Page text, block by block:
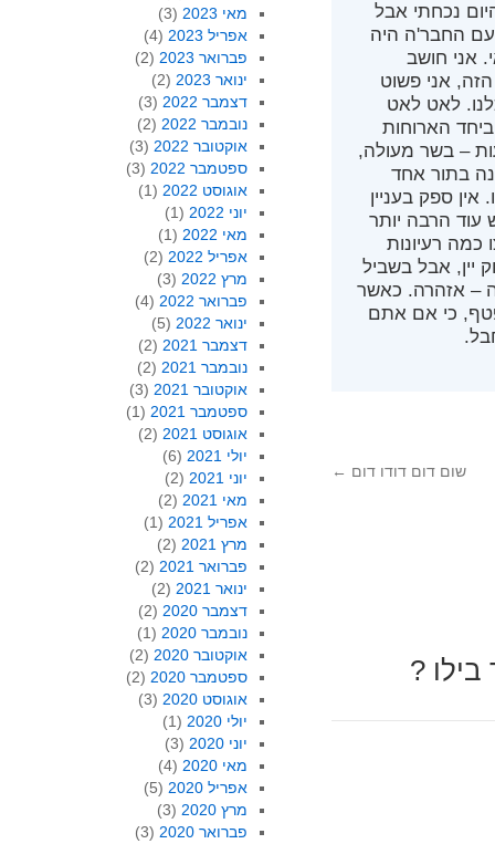
נכחתי אבל
החבר'ה היה
אני חושב
אני פשוט
לאט לאט
הארוחות
– בשר מעולה,
בתור אחד
ספק בעניין
עוד הרבה יותר
כמה רעיונות
יין, אבל בשביל
– אזהרה. כאשר
כי אם אתם
שום דום דודו דום ←
?
מאי 2023
(3)
אפריל 2023
(4)
פברואר 2023
(2)
ינואר 2023
(2)
דצמבר 2022
(3)
נובמבר 2022
(2)
אוקטובר 2022
(3)
ספטמבר 2022
(3)
אוגוסט 2022
(1)
יוני 2022
(1)
מאי 2022
(1)
אפריל 2022
(2)
מרץ 2022
(3)
פברואר 2022
(4)
ינואר 2022
(5)
דצמבר 2021
(2)
נובמבר 2021
(2)
אוקטובר 2021
(3)
ספטמבר 2021
(1)
אוגוסט 2021
(2)
יולי 2021
(6)
יוני 2021
(2)
מאי 2021
(2)
אפריל 2021
(1)
מרץ 2021
(2)
פברואר 2021
(2)
ינואר 2021
(2)
דצמבר 2020
(2)
נובמבר 2020
(1)
אוקטובר 2020
(2)
ספטמבר 2020
(2)
אוגוסט 2020
(3)
יולי 2020
(1)
יוני 2020
(3)
מאי 2020
(4)
אפריל 2020
(5)
מרץ 2020
(3)
פברואר 2020
(3)